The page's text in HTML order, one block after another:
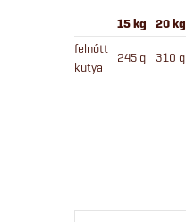
15 kg 20 kg
felnőtt
kutya
245 g 310 g